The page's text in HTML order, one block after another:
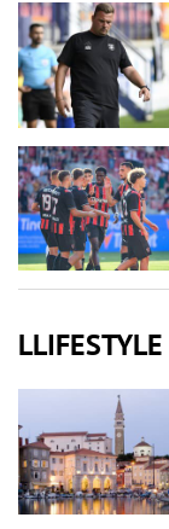
LLIFESTYLE